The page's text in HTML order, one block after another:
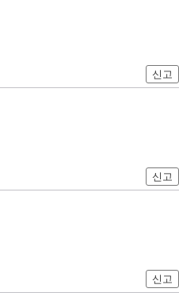
신고
신고
신고